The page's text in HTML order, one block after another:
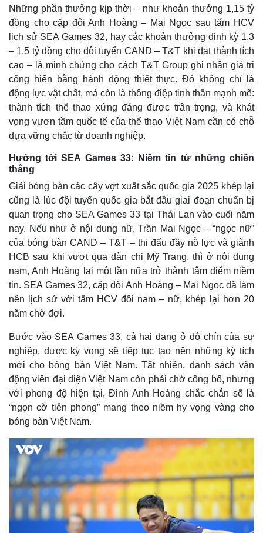
Kinh tế
Bất động sản
Khởi nghiệp
Thị trường
Giá vàng
Tiêu dùng
Chứng khoán
Giá cà phê
Những phần thưởng kịp thời – như khoản thưởng 1,15 tỷ
đồng cho cặp đôi Anh Hoàng – Mai Ngọc sau tấm HCV
lịch sử SEA Games 32, hay các khoản thưởng định kỳ 1,3
– 1,5 tỷ đồng cho đội tuyển CAND – T&T khi đạt thành tích
cao – là minh chứng cho cách T&T Group ghi nhận giá trị
cống hiến bằng hành động thiết thực. Đó không chỉ là
động lực vật chất, mà còn là thông điệp tinh thần mạnh mẽ:
thành tích thể thao xứng đáng được trân trọng, và khát
vọng vươn tầm quốc tế của thể thao Việt Nam cần có chỗ
dựa vững chắc từ doanh nghiệp.
Hướng tới SEA Games 33: Niềm tin từ những chiến
thắng
Giải bóng bàn các cây vợt xuất sắc quốc gia 2025 khép lại
cũng là lúc đội tuyển quốc gia bắt đầu giai đoạn chuẩn bị
quan trọng cho SEA Games 33 tại Thái Lan vào cuối năm
nay. Nếu như ở nội dung nữ, Trần Mai Ngọc – “ngọc nữ”
của bóng bàn CAND – T&T – thi đấu đầy nỗ lực và giành
HCB sau khi vượt qua đàn chị Mỹ Trang, thì ở nội dung
nam, Anh Hoàng lại một lần nữa trở thành tâm điểm niềm
tin. SEA Games 32, cặp đôi Anh Hoàng – Mai Ngọc đã làm
nên lịch sử với tấm HCV đôi nam – nữ, khép lại hơn 20
năm chờ đợi.
Bước vào SEA Games 33, cả hai đang ở độ chín của sự
nghiệp, được kỳ vọng sẽ tiếp tục tạo nên những kỳ tích
mới cho bóng bàn Việt Nam. Tất nhiên, danh sách vận
động viên đại diện Việt Nam còn phải chờ công bố, nhưng
với phong độ hiện tại, Đinh Anh Hoàng chắc chắn sẽ là
“ngọn cờ tiên phong” mang theo niềm hy vọng vàng cho
bóng bàn Việt Nam.